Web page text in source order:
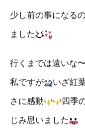
少し前の事になる
ました
行くまでは遠いな
私ですが
いざ紅
さに感動
四季
じみ思いました